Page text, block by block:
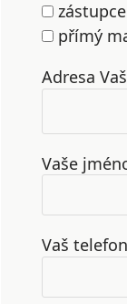
přímý
Adresa
Vaše
Vaš